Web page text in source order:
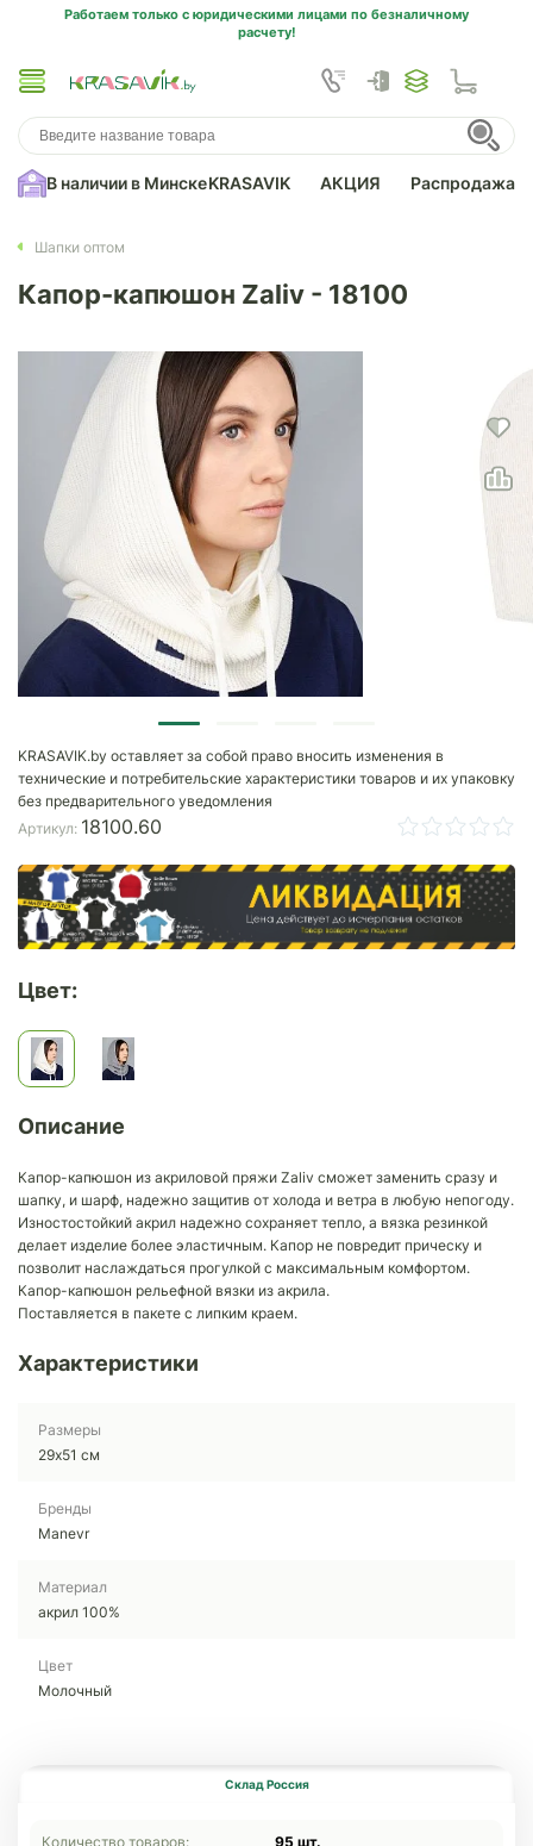
Работаем только с юридическими лицами по безналичному
расчету!
В наличии в МинскеKRASAVIK АКЦИЯ Распродажа
Шапки оптом
Капор-капюшон Zaliv - 18100
KRASAVIK.by оставляет за собой право вносить изменения в
технические и потребительские характеристики товаров и их упаковку
без предварительного уведомления
Артикул: 18100.60
Цвет:
Описание
Капор-капюшон из акриловой пряжи Zaliv сможет заменить сразу и
шапку, и шарф, надежно защитив от холода и ветра в любую непогоду.
Изностостойкий акрил надежно сохраняет тепло, а вязка резинкой
делает изделие более эластичным. Капор не повредит прическу и
позволит наслаждаться прогулкой с максимальным комфортом.
Капор-капюшон рельефной вязки из акрила.
Поставляется в пакете с липким краем.
Характеристики
Размеры
29х51 см
Бренды
Manevr
Материал
акрил 100%
Цвет
Молочный
Склад Россия
Количество товаров:
95 шт.